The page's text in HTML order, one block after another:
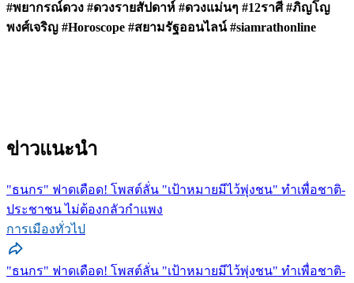
#พยากรณ์ดวง #ดวงรายสัปดาห์ #ดวงแม่นๆ #12ราศี #ภิญโญ
พงศ์เจริญ #Horoscope #สยามรัฐออนไลน์ #siamrathonline
ข่าวแนะนำ
"ธนกร" ฟาดเดือด! โพสต์ลั่น "เป้าหมายมีไว้พุ่งชน" ทำเพื่อชาติ-
ประชาชน ไม่ต้องกลัวกำแพง
การเมืองทั่วไป
"ธนกร" ฟาดเดือด! โพสต์ลั่น "เป้าหมายมีไว้พุ่งชน" ทำเพื่อชาติ-